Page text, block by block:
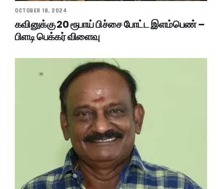
OCTOBER 18, 2024
கவினுக்கு 20 ரூபாய் பிச்சை போட்ட இளம்பெண் –
பிளடி பெக்கர் விளைவு